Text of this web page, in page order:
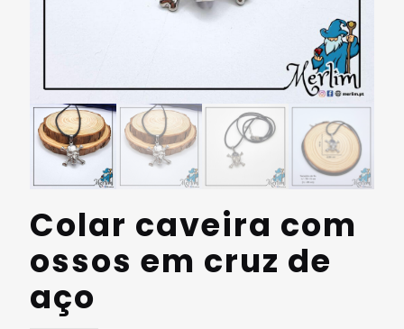
Colar caveira com
ossos em cruz de
aço